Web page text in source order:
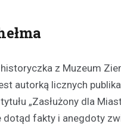
z Muzeum
autorką licznych
„Zasłużony dla
fakty i anegdoty